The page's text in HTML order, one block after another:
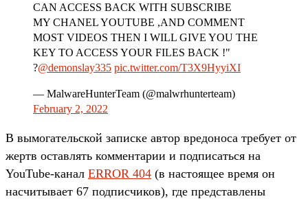
CAN ACCESS BACK WITH SUBSCRIBE
MY CHANEL YOUTUBE ,AND COMMENT
MOST VIDEOS THEN I WILL GIVE YOU THE
KEY TO ACCESS YOUR FILES BACK !"
?@demonslay335 pic.twitter.com/T3X9HyyiXI
— MalwareHunterTeam (@malwrhunterteam)
February 2, 2022
В вымогательской записке автор вредоноса требует от
жертв оставлять комментарии и подписаться на
YouTube-канал ERROR 404 (в настоящее время он
насчитывает 67 подписчиков), где представлены